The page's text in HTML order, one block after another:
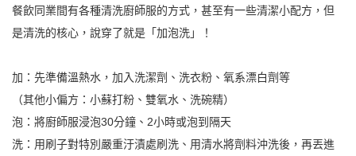
餐飲同業間有各種清洗廚師服的方式，甚至有一些清潔小配方，但
是清洗的核心，說穿了就是「加泡洗」！
加：先準備溫熱水，加入洗潔劑、洗衣粉、氧系漂白劑等
（其他小偏方：小蘇打粉、雙氧水、洗碗精）
泡：將廚師服浸泡30分鐘、2小時或泡到隔天
洗：用刷子對特別嚴重汙漬處刷洗、用清水將劑料沖洗後，再丟進